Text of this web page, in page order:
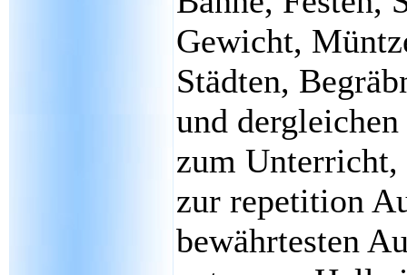
Gewicht,
Städten,
und
zum Unterricht,
zur repetition
bewährtesten